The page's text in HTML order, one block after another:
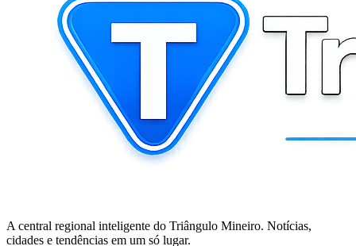
A central regional inteligente do Triângulo Mineiro. Notícias,
cidades e tendências em um só lugar.